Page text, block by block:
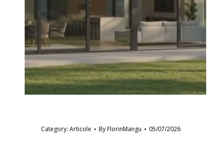
Category: Articole ByFlorinMangu 05/07/2026